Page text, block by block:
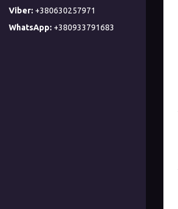
+380630257971
+380933791683